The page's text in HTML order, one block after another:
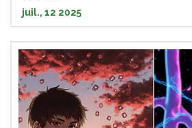
juil., 12 2025